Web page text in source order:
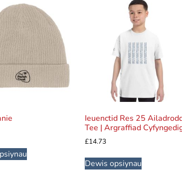
Ieuenctid Res 25
Tee | Argraffiad
£14.73
Dewis opsiynau